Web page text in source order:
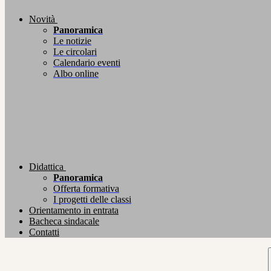
Novità
Panoramica
Le notizie
Le circolari
Calendario eventi
Albo online
Didattica
Panoramica
Offerta formativa
I progetti delle classi
Orientamento in entrata
Bacheca sindacale
Contatti